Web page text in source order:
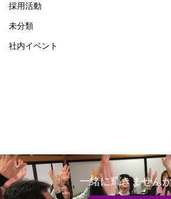
採用活動
未分類
社内イベント
一緒に輝きません